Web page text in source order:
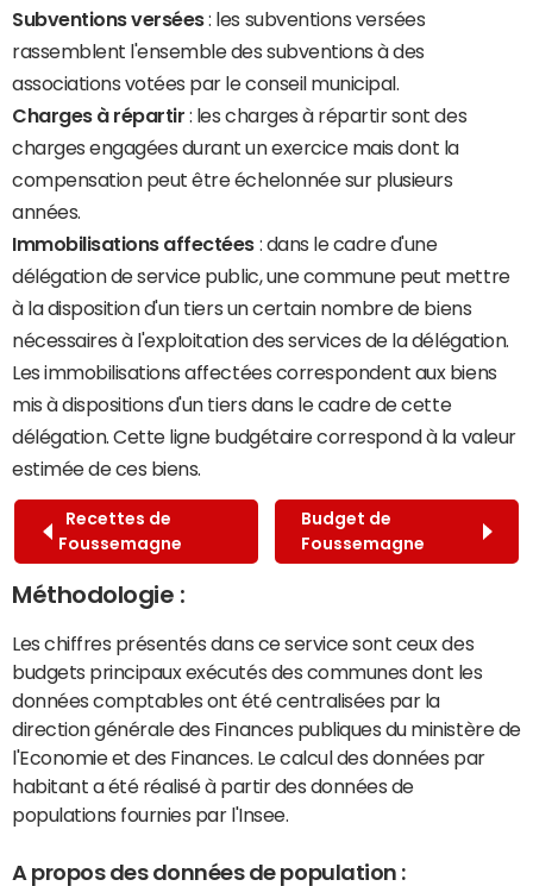
Subventions versées: les subventions versées
rassemblent l'ensemble des subventions à des
associations votées par le conseil municipal.
Charges à répartir : les charges à répartir sont des
charges engagées durant un exercice mais dont la
compensation peut être échelonnée sur plusieurs
années.
Immobilisations affectées : dans le cadre d'une
délégation de service public, une commune peut mettre
à la disposition d'un tiers un certain nombre de biens
nécessaires à l'exploitation des services de la délégation.
Les immobilisations affectées correspondent aux biens
mis à dispositions d'un tiers dans le cadre de cette
délégation. Cette ligne budgétaire correspond à la valeur
estimée de ces biens.
Recettes de
Foussemagne
Budget de
Foussemagne
Méthodologie :
Les chiffres présentés dans ce service sont ceux des
budgets principaux exécutés des communes dont les
données comptables ont été centralisées par la
direction générale des Finances publiques du ministère de
l'Economie et des Finances. Le calcul des données par
habitant a été réalisé à partir des données de
populations fournies par l'Insee.
A propos des données de population :